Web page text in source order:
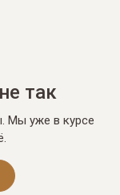
так
Мы уже в курсе